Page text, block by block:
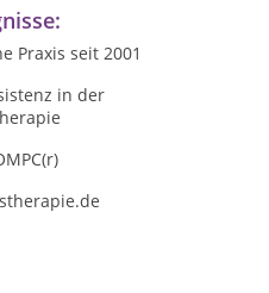
Praxis seit 2001
in der